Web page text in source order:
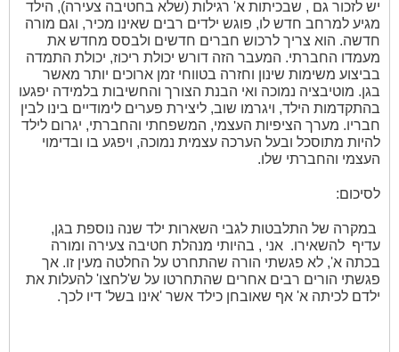
יש לזכור גם , שבכיתות א' רגילות (שלא בחטיבה צעירה), הילד
מגיע למרחב חדש לו, פוגש ילדים רבים שאינו מכיר, וגם מורה
חדשה. הוא צריך לרכוש חברים חדשים ולבסס מחדש את
מעמדו החברתי. המעבר הזה דורש יכולת ריכוז, יכולת התמדה
בביצוע משימות שינון וחזרה בטווחי זמן ארוכים יותר מאשר
בגן. מוטיבציה נמוכה ואי הבנת הצורך והחשיבות בלמידה יפגעו
בהתקדמות הילד, ויגרמו שוב, ליצירת פערים לימודיים בינו לבין
חבריו. מערך הציפיות העצמי, המשפחתי והחברתי, יגרום לילד
להיות מתוסכל ובעל הערכה עצמית נמוכה, ויפגע בו ובדימוי
העצמי והחברתי שלו.
לסיכום:
במקרה של התלבטות לגבי השארות ילד שנה נוספת בגן,
עדיף להשאירו. אני , בהיותי מנהלת חטיבה צעירה ומורה
בכתה א', לא פגשתי הורה שהתחרט על החלטה מעין זו. אך
פגשתי הורים רבים אחרים שהתחרטו על ש'לחצו' להעלות את
ילדם לכיתה א' אף שאובחן כילד אשר 'אינו בשל' דיו לכך.